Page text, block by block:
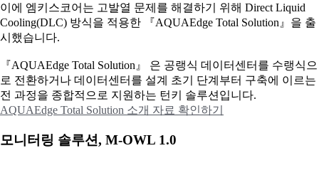
이에 엠키스코어는 고발열 문제를 해결하기 위해 Direct Liquid
Cooling(DLC) 방식을 적용한 『AQUAEdge Total Solution』을 출
시했습니다.
『AQUAEdge Total Solution』 은 공랭식 데이터센터를 수랭식으
로 전환하거나 데이터센터를 설계 초기 단계부터 구축에 이르는
전 과정을 종합적으로 지원하는 턴키 솔루션입니다.
AQUAEdge Total Solution 소개 자료 확인하기
모니터링 솔루션, M-OWL 1.0